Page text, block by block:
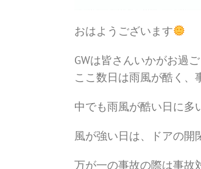
おはようございます
GWは皆さんいかがお過
ここ数日は雨風が酷く、
中でも雨風が酷い日に多
風が強い日は、ドアの開
万が一の事故の際は事故